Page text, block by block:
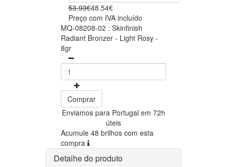
53.93€48.54€
Preço com IVA incluído
MQ-08208-02 : Skinfinish
Radiant Bronzer - Light Rosy -
8gr
Comprar
Enviamos para Portugal em 72h
úteis
Acumule 48 brilhos com esta
compra
Detalhe do produto